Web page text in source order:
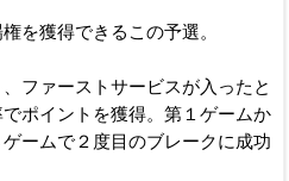
を獲得できるこの予選。
ファーストサービスが入ったと
ポイントを獲得。第１ゲームか
ームで２度目のブレークに成功